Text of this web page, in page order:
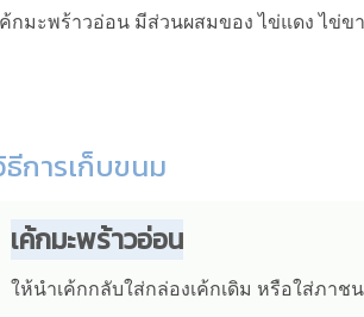
ค้กมะพร้าวอ่อน มีส่วนผสมของ ไข่แดง ไข่ข
ธีการเก็บขนม
เค้กมะพร้าวอ่อน
ให้นำเค้กกลับใส่กล่องเค้กเดิม หรือใส่ภา